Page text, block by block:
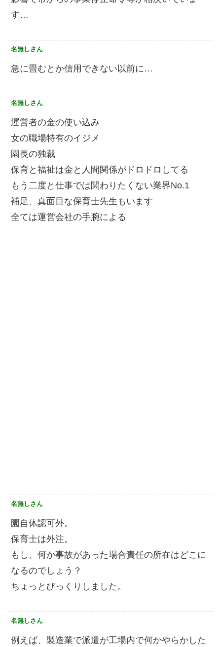
す…
名無しさん
急に畳むとか信用できない以前に…
名無しさん
運営者の金の使い込み
女の職場特有のイジメ
園長の独裁
保育と福祉は金と人間関係がドロドロしてる
もう二度と仕事では関わりたくない業界No.1
補足、真面目な保育士先生もいます
全ては運営会社の手腕による
名無しさん
園自体認可外。
保育士は外注。
もし、何か事故があった場合責任の所在はどこに
なるのでしょう？
ちょっとびっくりしました。
名無しさん
例えば、製造業で派遣が工場内で何かやらかした